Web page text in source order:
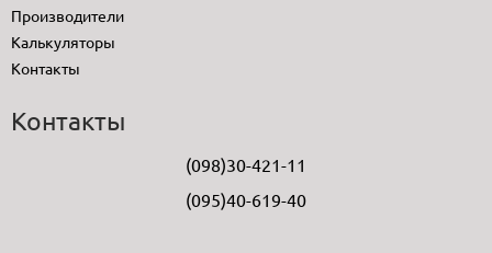
Производители
Калькуляторы
Контакты
Контакты
(098)30-421-11
(095)40-619-40